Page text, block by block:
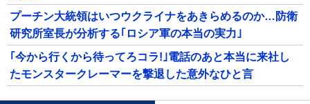
プーチン大統領はいつウクライナをあきらめるのか…防衛
研究所室長が分析する｢ロシア軍の本当の実力｣
｢今から行くから待ってろコラ!｣電話のあと本当に来社し
たモンスタークレーマーを撃退した意外なひと言